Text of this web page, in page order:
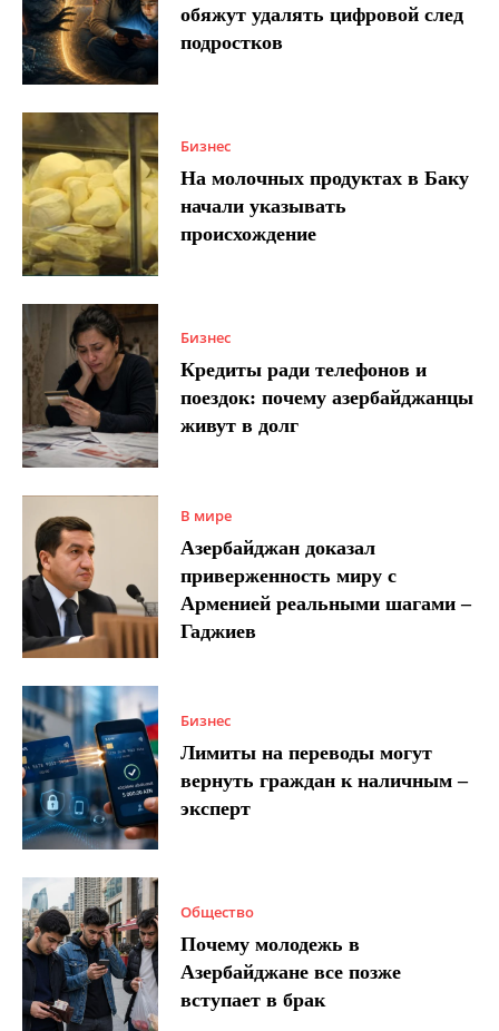
обяжут удалять цифровой след
подростков
Бизнес
На молочных продуктах в Баку
начали указывать
происхождение
Бизнес
Кредиты ради телефонов и
поездок: почему азербайджанцы
живут в долг
В мире
Азербайджан доказал
приверженность миру с
Арменией реальными шагами –
Гаджиев
Бизнес
Лимиты на переводы могут
вернуть граждан к наличным –
эксперт
Общество
Почему молодежь в
Азербайджане все позже
вступает в брак